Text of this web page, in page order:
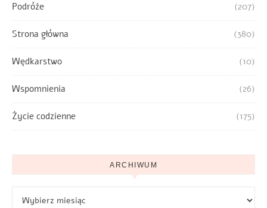
Podróże (207)
Strona główna (380)
Wędkarstwo (10)
Wspomnienia (26)
Życie codzienne (175)
ARCHIWUM